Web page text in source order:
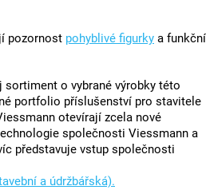
pozornost pohyblivé figurky a funkční
o vybrané výrobky této
portfolio příslušenství pro stavitele
otevírají zcela nové
společnosti Viessmann a
představuje vstup společnosti
a údržbářská).